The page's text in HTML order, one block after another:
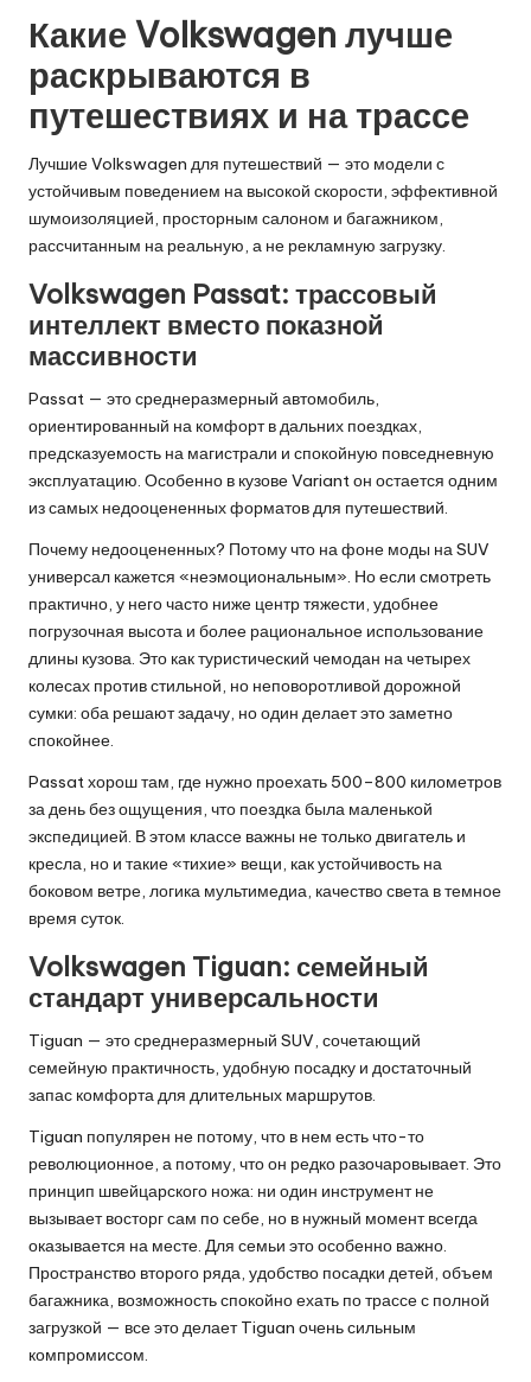
Какие Volkswagen лучше
раскрываются в
путешествиях и на трассе
Лучшие Volkswagen для путешествий — это модели с
устойчивым поведением на высокой скорости, эффективной
шумоизоляцией, просторным салоном и багажником,
рассчитанным на реальную, а не рекламную загрузку.
Volkswagen Passat: трассовый
интеллект вместо показной
массивности
Passat — это среднеразмерный автомобиль,
ориентированный на комфорт в дальних поездках,
предсказуемость на магистрали и спокойную повседневную
эксплуатацию. Особенно в кузове Variant он остается одним
из самых недооцененных форматов для путешествий.
Почему недооцененных? Потому что на фоне моды на SUV
универсал кажется «неэмоциональным». Но если смотреть
практично, у него часто ниже центр тяжести, удобнее
погрузочная высота и более рациональное использование
длины кузова. Это как туристический чемодан на четырех
колесах против стильной, но неповоротливой дорожной
сумки: оба решают задачу, но один делает это заметно
спокойнее.
Passat хорош там, где нужно проехать 500–800 километров
за день без ощущения, что поездка была маленькой
экспедицией. В этом классе важны не только двигатель и
кресла, но и такие «тихие» вещи, как устойчивость на
боковом ветре, логика мультимедиа, качество света в темное
время суток.
Volkswagen Tiguan: семейный
стандарт универсальности
Tiguan — это среднеразмерный SUV, сочетающий
семейную практичность, удобную посадку и достаточный
запас комфорта для длительных маршрутов.
Tiguan популярен не потому, что в нем есть что-то
революционное, а потому, что он редко разочаровывает. Это
принцип швейцарского ножа: ни один инструмент не
вызывает восторг сам по себе, но в нужный момент всегда
оказывается на месте. Для семьи это особенно важно.
Пространство второго ряда, удобство посадки детей, объем
багажника, возможность спокойно ехать по трассе с полной
загрузкой — все это делает Tiguan очень сильным
компромиссом.